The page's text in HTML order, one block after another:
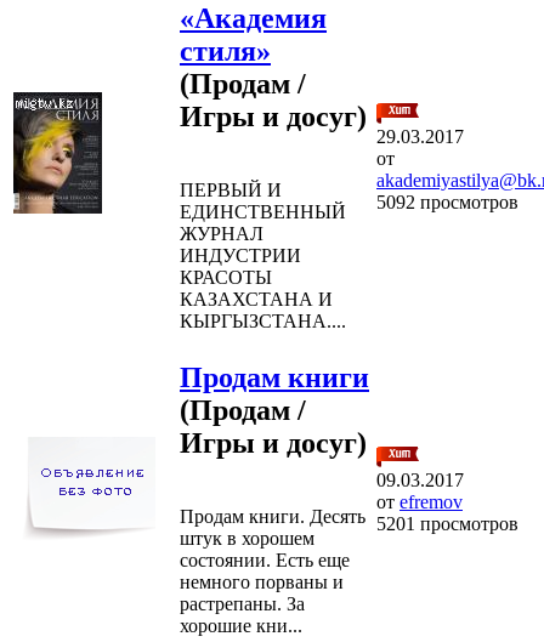
«Академия
стиля»
(Продам /
Игры и досуг)
ПЕРВЫЙ И
ЕДИНСТВЕННЫЙ
ЖУРНАЛ
ИНДУСТРИИ
КРАСОТЫ
КАЗАХСТАНА И
КЫРГЫЗСТАНА....
29.03.2017
от
5092 просмотров
Продам книги
(Продам /
Игры и досуг)
Продам книги. Десять
штук в хорошем
состоянии. Есть еще
немного порваны и
растрепаны. За
хорошие кни...
09.03.2017
от efremov
5201 просмотров